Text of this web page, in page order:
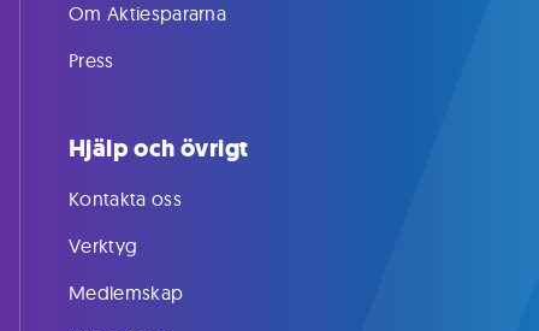
Om Aktiespararna
Press
Hjälp och övrigt
Kontakta oss
Verktyg
Medlemskap